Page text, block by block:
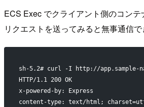
ECS Exec でクライアント側のコン
リクエストを送ってみると無事通信で
sh-5.2# curl -I http://app.sample-
HTTP/1.1 200 OK
x-powered-by: Express
content-type: text/html;